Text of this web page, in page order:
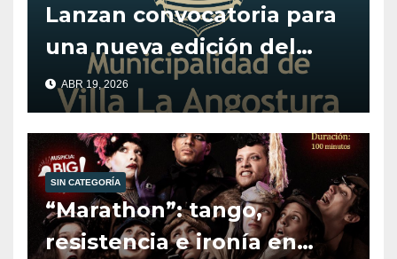
Lanzan convocatoria para
una nueva edición del
programa Alentando el
Deporte.
ABR 19, 2026
SIN CATEGORÍA
“Marathon”: tango,
resistencia e ironía en